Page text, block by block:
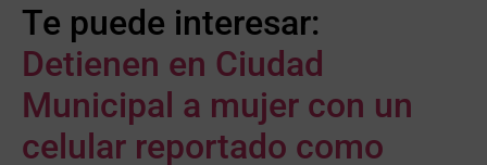
Te puede interesar:
Detienen en Ciudad
Municipal a mujer con un
celular reportado como